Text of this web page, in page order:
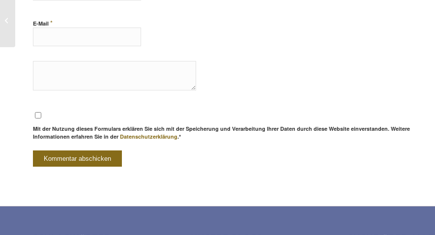
E-Mail *
Mit der Nutzung dieses Formulars erklären Sie sich mit der Speicherung und Verarbeitung Ihrer Daten durch diese Website einverstanden. Weitere
Informationen erfahren Sie in der Datenschutzerklärung.*
Bilderbuchkünstlerin – Vortrag am
17.11.